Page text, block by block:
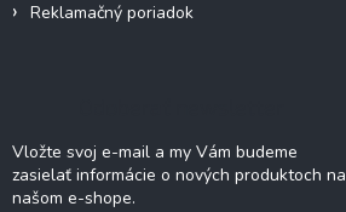
Reklamačný poriadok
Vložte svoj e-mail a my Vám budeme
zasielať informácie o nových produktoch na
našom e-shope.